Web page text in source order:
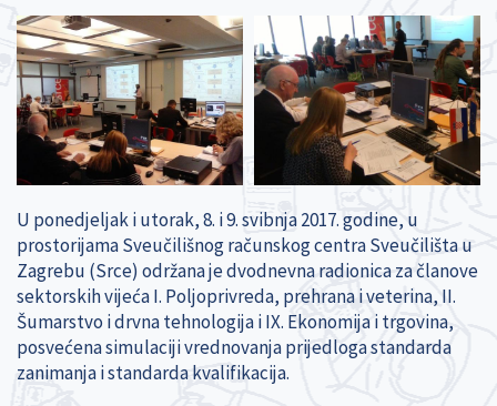
U ponedjeljak i utorak, 8. i 9. svibnja 2017. godine, u
prostorijama Sveučilišnog računskog centra Sveučilišta u
Zagrebu (Srce) održana je dvodnevna radionica za članove
sektorskih vijeća I. Poljoprivreda, prehrana i veterina, II.
Šumarstvo i drvna tehnologija i IX. Ekonomija i trgovina,
posvećena simulaciji vrednovanja prijedloga standarda
zanimanja i standarda kvalifikacija.